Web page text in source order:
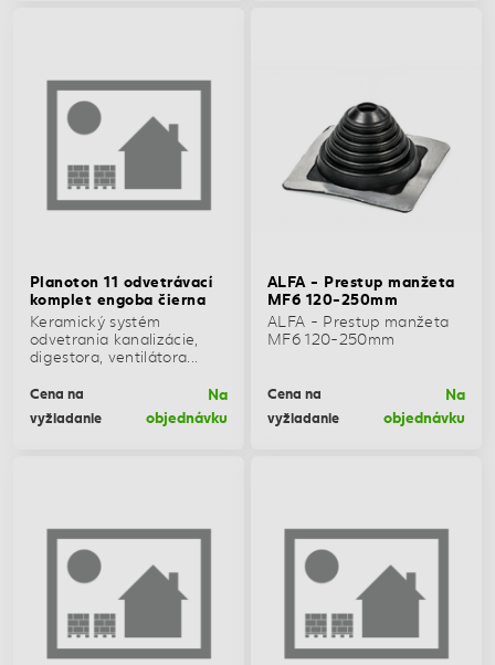
Planoton 11 odvetrávací
komplet engoba čierna
Keramický systém
odvetrania kanalizácie,
digestora, ventilátora...
Cena na
vyžiadanie
Na
objednávku
ALFA - Prestup manžeta
MF6 120-250mm
ALFA - Prestup manžeta
MF6 120-250mm
Cena na
vyžiadanie
Na
objednávku